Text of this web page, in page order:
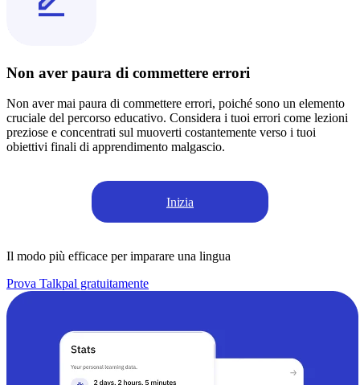
Non aver paura di commettere errori
Non aver mai paura di commettere errori, poiché sono un elemento
cruciale del percorso educativo. Considera i tuoi errori come lezioni
preziose e concentrati sul muoverti costantemente verso i tuoi
obiettivi finali di apprendimento malgascio.
Inizia
Il modo più efficace per imparare una lingua
Prova Talkpal gratuitamente